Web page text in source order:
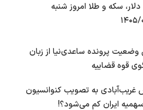
سکه و طلا امروز شنبه
۱۷
وضعیت پرونده ساعدی‌نیا از زبان
قوه قضاییه
غریب‌آبادی به تصویب کنوانسیون
ایران کم می‌شود؟!